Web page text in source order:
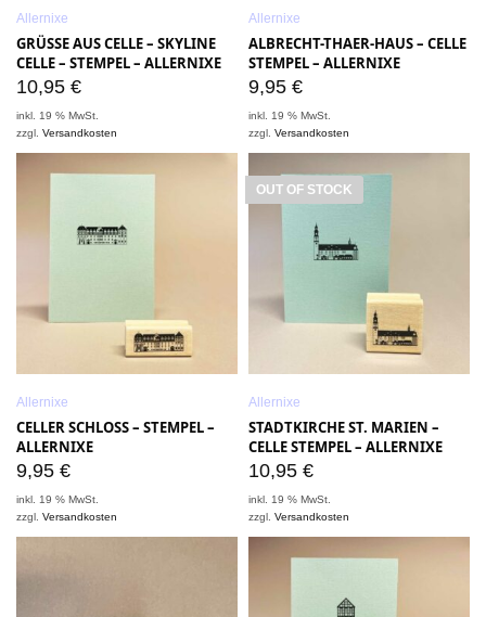
Allernixe
GRÜSSE AUS CELLE – SKYLINE
CELLE – STEMPEL – ALLERNIXE
10,95 €
inkl. 19 % MwSt.
zzgl.Versandkosten
Allernixe
ALBRECHT-THAER-HAUS – CELLE
STEMPEL – ALLERNIXE
9,95 €
inkl. 19 % MwSt.
zzgl.Versandkosten
Allernixe
CELLER SCHLOSS – STEMPEL –
ALLERNIXE
9,95 €
inkl. 19 % MwSt.
zzgl.Versandkosten
OUT OF STOCK
Allernixe
STADTKIRCHE ST. MARIEN –
CELLE STEMPEL – ALLERNIXE
10,95 €
inkl. 19 % MwSt.
zzgl.Versandkosten